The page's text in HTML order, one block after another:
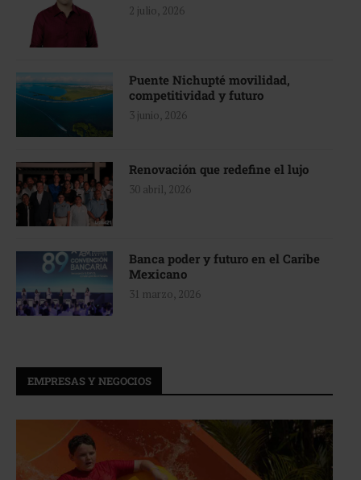
2 julio, 2026
Puente Nichupté movilidad,
competitividad y futuro
3 junio, 2026
Renovación que redefine el lujo
30 abril, 2026
Banca poder y futuro en el Caribe
Mexicano
31 marzo, 2026
EMPRESAS Y NEGOCIOS